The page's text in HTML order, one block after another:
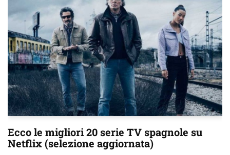
Ecco le migliori 20 serie TV spagnole su
Netflix (selezione aggiornata)